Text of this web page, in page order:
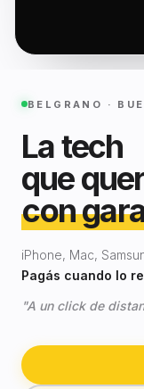
BELGRANO ·
La tech
que
con
iPhone, Mac,
Pagás cuando lo
"A un click de